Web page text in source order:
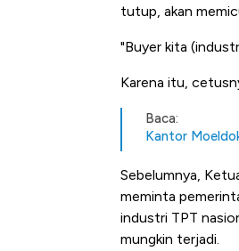
tutup, akan
"Buyer kita
Karena itu,
Baca:
Kantor
Sebelumnya,
meminta
industri TPT
mungkin terjadi.